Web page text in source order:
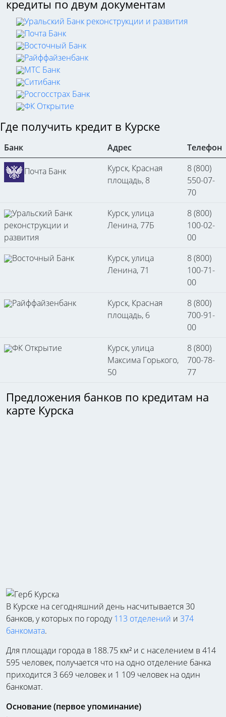
кредиты по двум документам
Уральский Банк реконструкции и развития
Почта Банк
Восточный Банк
Райффайзенбанк
МТС Банк
Ситибанк
Росгосстрах Банк
ФК Открытие
Где получить кредит в Курске
Банк Адрес Телефон
Почта Банк
Курск, Красная
площадь, 8
8 (800)
550-07-
70
Уральский Банк
реконструкции и
развития
Курск, улица
Ленина, 77Б
8 (800)
100-02-
00
Восточный Банк
Курск, улица
Ленина, 71
8 (800)
100-71-
00
Райффайзенбанк
Курск, Красная
площадь, 6
8 (800)
700-91-
00
ФК Открытие
Курск, улица
Максима Горького,
50
8 (800)
700-78-
77
Предложения банков по кредитам на
карте Курска
В Курске на сегодняшний день насчитывается 30
банков, у которых по городу113 отделений и 374
банкомата.
Для площади города в 188.75 км² и с населением в 414
595 человек, получается что на одно отделение банка
приходится 3 669 человек и 1 109 человек на один
банкомат.
Основание (первое упоминание)